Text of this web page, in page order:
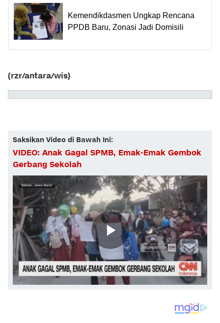
Kemendikdasmen Ungkap Rencana
PPDB Baru, Zonasi Jadi Domisili
(rzr/antara/wis)
Saksikan Video di Bawah Ini:
VIDEO: Anak Gagal SPMB, Emak-Emak Gembok
Gerbang Sekolah